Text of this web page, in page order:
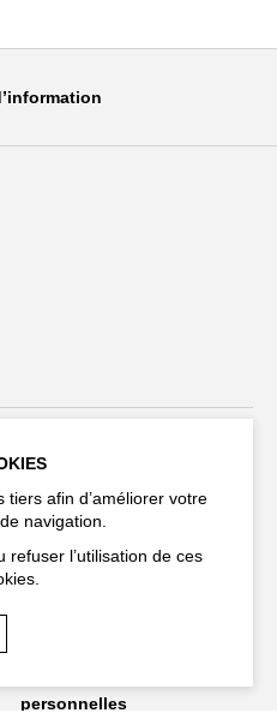
FAQ
Espace production
Espace compagnies
personnelles
tiers afin d’améliorer votre
navigation.
refuser l’utilisation de ces